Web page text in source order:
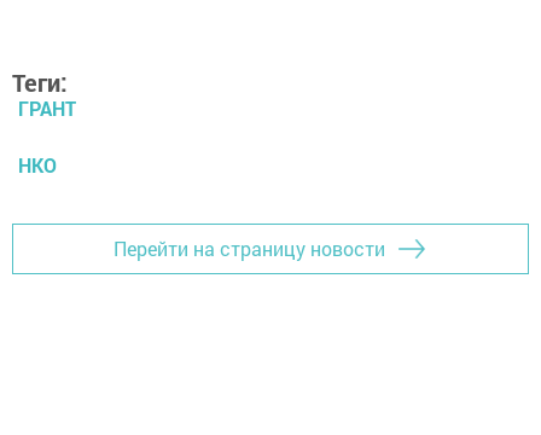
Теги:
ГРАНТ
НКО
Перейти на страницу новости